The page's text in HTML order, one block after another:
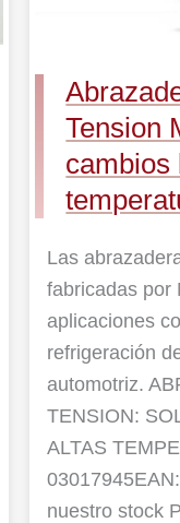
Tension
cambios
Las
fabricadas por
aplicaciones
refrigeración
automotriz.
TENSION:
ALTAS
nuestro stock